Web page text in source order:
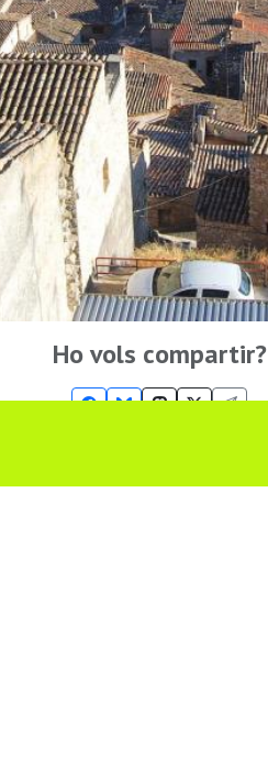
Ho vols compartir?